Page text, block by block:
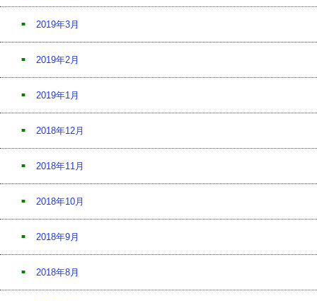
2019年3月
2019年2月
2019年1月
2018年12月
2018年11月
2018年10月
2018年9月
2018年8月